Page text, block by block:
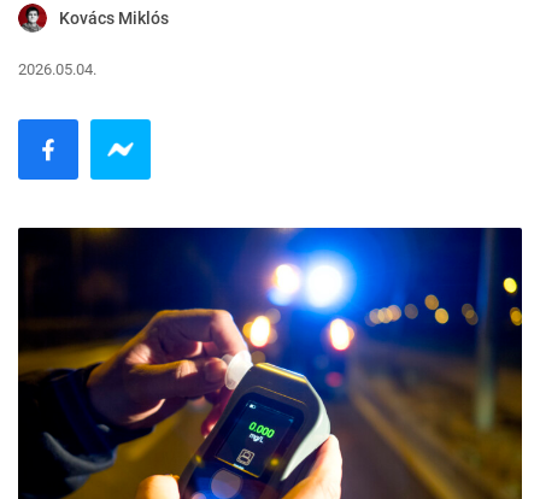
Kovács Miklós
2026.05.04.